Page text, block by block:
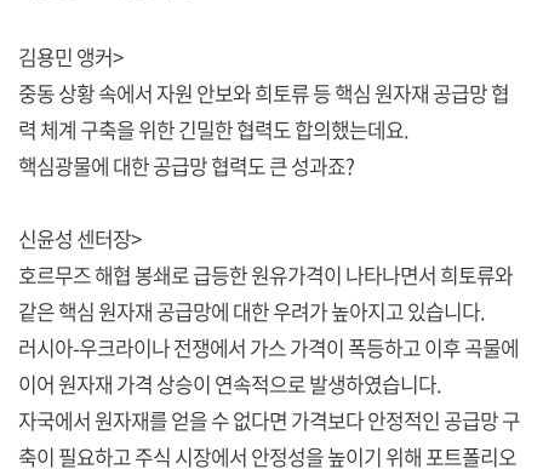
김용민 앵커>
중동 상황 속에서 자원 안보와 희토류 등 핵심 원자재 공급망 협
력 체계 구축을 위한 긴밀한 협력도 합의했는데요.
핵심광물에 대한 공급망 협력도 큰 성과죠?
신윤성 센터장>
호르무즈 해협 봉쇄로 급등한 원유가격이 나타나면서 희토류와
같은 핵심 원자재 공급망에 대한 우려가 높아지고 있습니다.
러시아-우크라이나 전쟁에서 가스 가격이 폭등하고 이후 곡물에
이어 원자재 가격 상승이 연속적으로 발생하였습니다.
자국에서 원자재를 얻을 수 없다면 가격보다 안정적인 공급망 구
축이 필요하고 주식 시장에서 안정성을 높이기 위해 포트폴리오